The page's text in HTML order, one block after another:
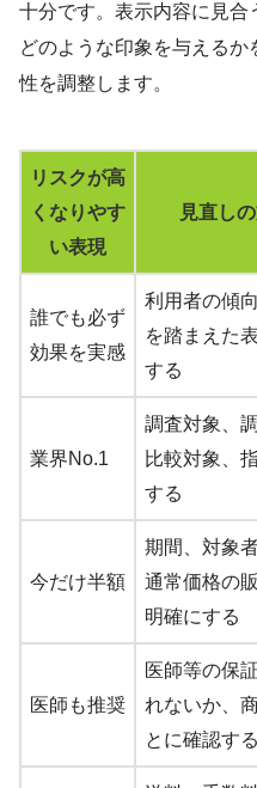
十分です。表示内容に見合
どのような印象を与える
性を調整します。
リスクが高
くなりやす
い表現
見直し
誰でも必ず
効果を実感
利用者の傾
を踏まえた
する
業界No.1
調査対象、
比較対象、
する
今だけ半額
期間、対象
通常価格の
明確にする
医師も推奨
医師等の保
れないか、
とに確認する